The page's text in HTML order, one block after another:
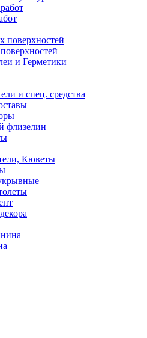
поверхностей
и Герметики
и спец. средства
флизелин
Кюветы